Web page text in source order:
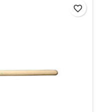
favorite_border